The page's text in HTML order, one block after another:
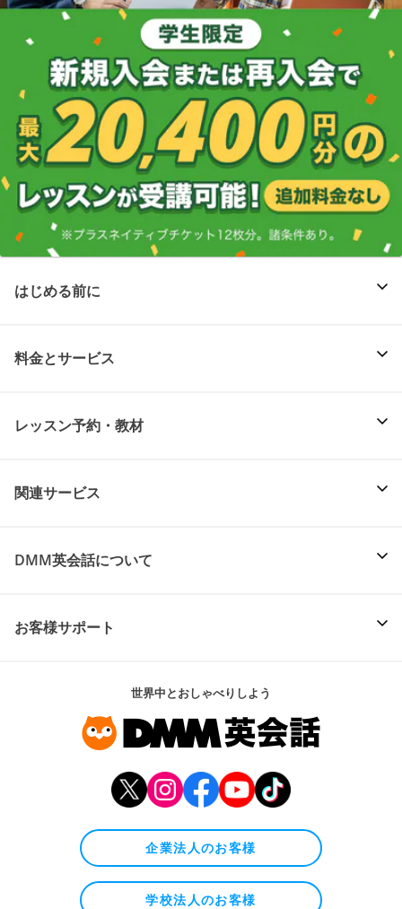
はじめる前に
料金とサービス
レッスン予約・教材
関連サービス
DMM英会話について
お客様サポート
世界中とおしゃべりしよう
企業法人のお客様
学校法人のお客様